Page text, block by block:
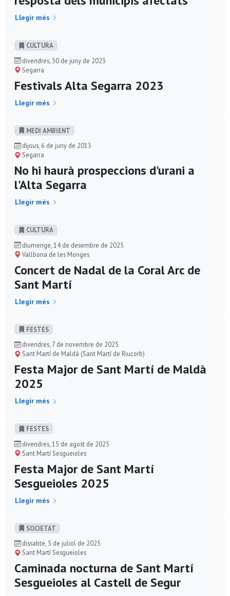
Llegir més
CULTURA
divendres, 30 de juny de 2023
Segarra
Festivals Alta Segarra 2023
Llegir més
MEDI AMBIENT
dijous, 6 de juny de 2013
Segarra
No hi haurà prospeccions d'urani a
l'Alta Segarra
Llegir més
CULTURA
diumenge, 14 de desembre de 2025
Vallbona de les Monges
Concert de Nadal de la Coral Arc de
Sant Martí
Llegir més
FESTES
divendres, 7 de novembre de 2025
Sant Martí de Maldà (Sant Martí de Riucorb)
Festa Major de Sant Martí de Maldà
2025
Llegir més
FESTES
divendres, 15 de agost de 2025
Sant Martí Sesgueioles
Festa Major de Sant Martí
Sesgueioles 2025
Llegir més
SOCIETAT
dissabte, 5 de juliol de 2025
Sant Martí Sesgueioles
Caminada nocturna de Sant Martí
Sesgueioles al Castell de Segur